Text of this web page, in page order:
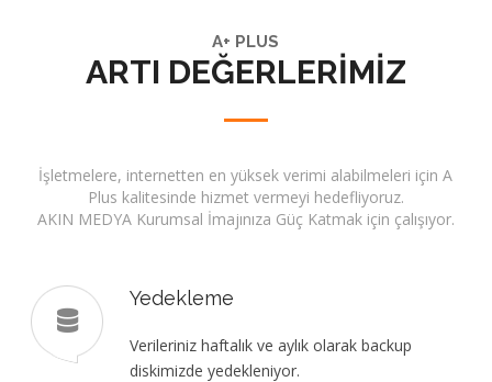
A+ PLUS
ARTI DEĞERLERİMİZ
İşletmelere, internetten en yüksek verimi alabilmeleri için A
Plus kalitesinde hizmet vermeyi hedefliyoruz.
AKIN MEDYA Kurumsal İmajınıza Güç Katmak için çalışıyor.
Yedekleme
Verileriniz haftalık ve aylık olarak backup
diskimizde yedekleniyor.